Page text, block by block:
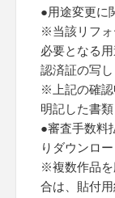
●用途変更に
※当該リフォ
必要となる
認済証の写し
※上記の確認
明記した書類
●審査手数料
りダウンロ
※複数作品を
合は、貼付